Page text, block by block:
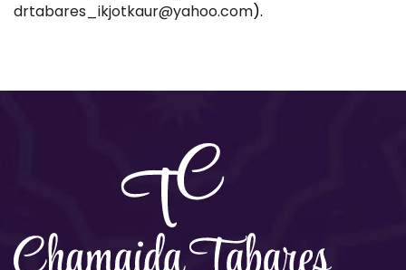
drtabares_ikjotkaur@yahoo.com).